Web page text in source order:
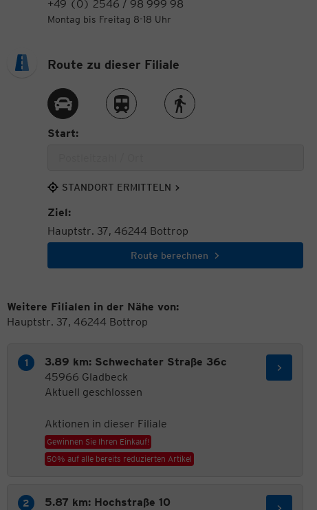
+49 (0) 2546 / 98 999 98
Montag bis Freitag 8-18 Uhr
Route zu dieser Filiale
Route per AutoRoute per ZugRoute zu Fuß
Start:
STANDORT ERMITTELN
Ziel:
Hauptstr. 37, 46244 Bottrop
Route berechnen
Weitere Filialen in der Nähe von:
Hauptstr. 37, 46244 Bottrop
3.89 km: Schwechater Straße 36c
45966 Gladbeck
Aktuell geschlossen
Aktionen in dieser Filiale
Gewinnen Sie Ihren Einkauf!
50% auf alle bereits reduzierten Artikel
5.87 km: Hochstraße 10